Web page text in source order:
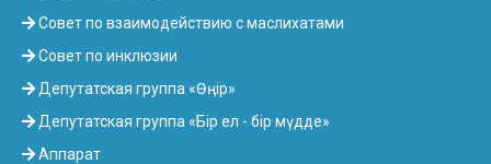
Совет по взаимодействию с маслихатами
Совет по инклюзии
Депутатская группа «Өңір»
Депутатская группа «Бір ел - бір мүдде»
Аппарат